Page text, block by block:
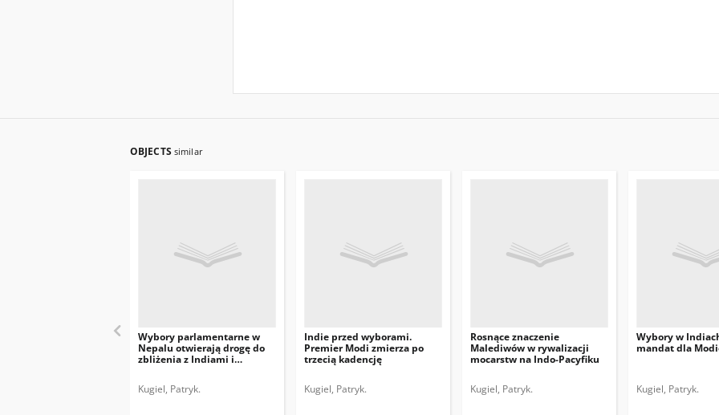
OBJECTS similar
Wybory parlamentarne w
Nepalu otwierają drogę do
zbliżenia z Indiami i
Kugiel, Patryk.
Indie przed wyborami.
Premier Modi zmierza po
trzecią kadencję
Kugiel, Patryk.
Rosnące znaczenie
Malediwów w rywalizacji
mocarstw na Indo-Pacyfiku
Kugiel, Patryk.
Wybory w
mandat dla
Kugiel, Patryk.